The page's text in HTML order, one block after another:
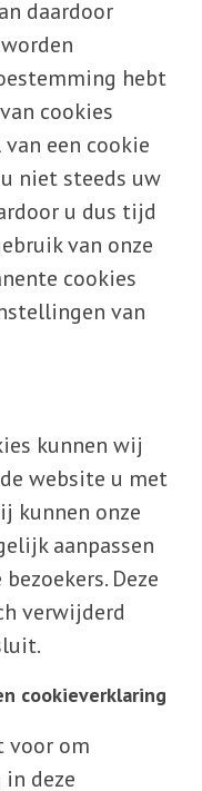
daardoor
hebt
cookies
een cookie
niet steeds uw
u dus tijd
van onze
cookies
van
kunnen wij
website u met
kunnen onze
aanpassen
Deze
verwijderd
cookieverklaring
voor om
deze